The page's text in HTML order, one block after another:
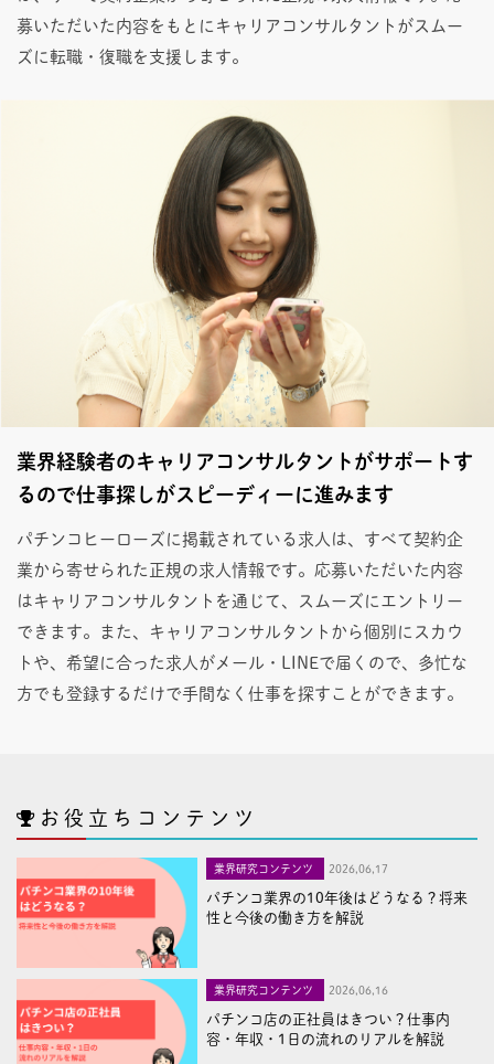
募いただいた内容をもとにキャリアコンサルタントがスムー
ズに転職・復職を支援します。
業界経験者のキャリアコンサルタントがサポートす
るので仕事探しがスピーディーに進みます
パチンコヒーローズに掲載されている求人は、すべて契約企
業から寄せられた正規の求人情報です。応募いただいた内容
はキャリアコンサルタントを通じて、スムーズにエントリー
できます。また、キャリアコンサルタントから個別にスカウ
トや、希望に合った求人がメール・LINEで届くので、多忙な
方でも登録するだけで手間なく仕事を探すことができます。
お役立ちコンテンツ
業界研究コンテンツ 2026,06,17
パチンコ業界の10年後はどうなる？将来
性と今後の働き方を解説
業界研究コンテンツ 2026,06,16
パチンコ店の正社員はきつい？仕事内
容・年収・1日の流れのリアルを解説